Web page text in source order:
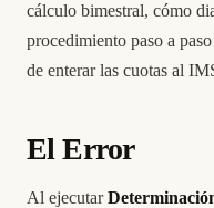
cálculo bimestral, cómo
procedimiento paso a
de enterar las cuotas al
El Error
Al ejecutar